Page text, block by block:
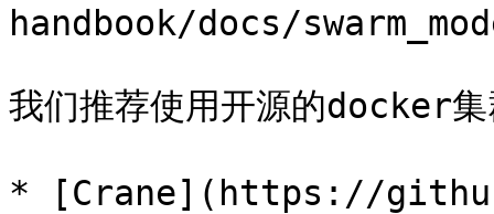
handbook/docs/
我们推荐使用开源的docker集
* [Crane](https://